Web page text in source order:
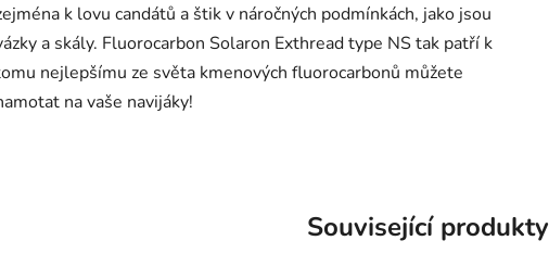
k lovu candátů a štik v náročných podmínkách, jako jsou
a skály. Fluorocarbon Solaron Exthread type NS tak patří k
nejlepšímu ze světa kmenových fluorocarbonů můžete
na vaše navijáky!
Související produkty